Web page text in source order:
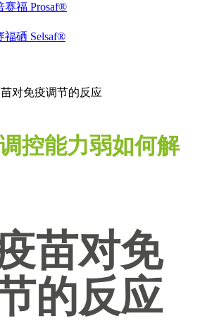
赛福 Prosaf®
福硒 Selsaf®
对免疫调节的反应
控能力弱如何解
苗对免
的反应